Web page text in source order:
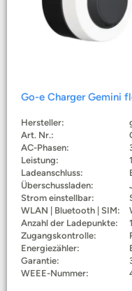
Go-e Charger Gemini
Hersteller:
Art. Nr.:
AC-Phasen:
Leistung:
Ladeanschluss:
Überschussladen:
Strom einstellbar:
WLAN | Bluetooth | SIM:
Anzahl der Ladepunkte:
1
Zugangskontrolle:
Energiezähler:
Garantie:
WEEE-Nummer: